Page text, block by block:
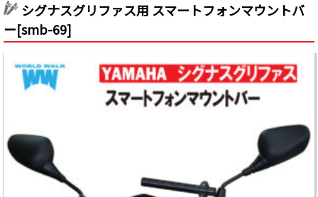
シグナスグリファス用 スマートフォンマウントバ
ー[smb-69]